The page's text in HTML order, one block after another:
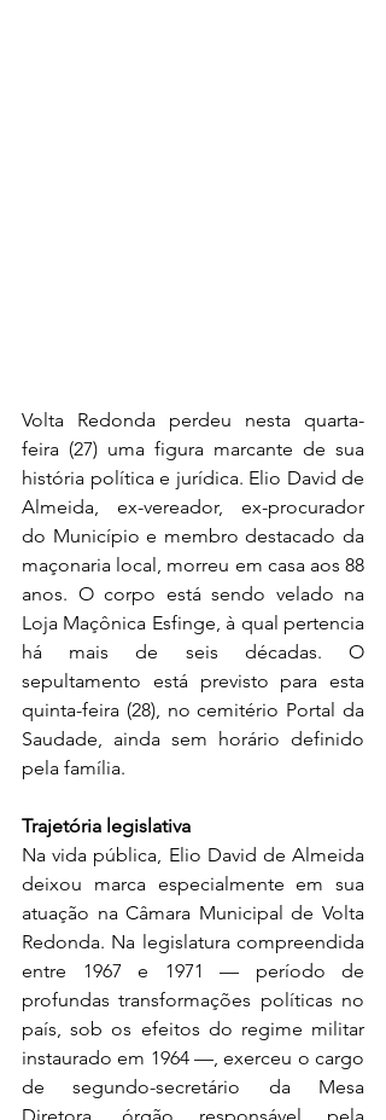
Volta Redonda perdeu nesta quarta-
feira (27) uma figura marcante de sua
história política e jurídica. Elio David de
Almeida, ex-vereador, ex-procurador
do Município e membro destacado da
maçonaria local, morreu em casa aos 88
anos. O corpo está sendo velado na
Loja Maçônica Esfinge, à qual pertencia
há mais de seis décadas. O
sepultamento está previsto para esta
quinta-feira (28), no cemitério Portal da
Saudade, ainda sem horário definido
pela família.
Trajetória legislativa
Na vida pública, Elio David de Almeida
deixou marca especialmente em sua
atuação na Câmara Municipal de Volta
Redonda. Na legislatura compreendida
entre 1967 e 1971 — período de
profundas transformações políticas no
país, sob os efeitos do regime militar
instaurado em 1964 —, exerceu o cargo
de segundo-secretário da Mesa